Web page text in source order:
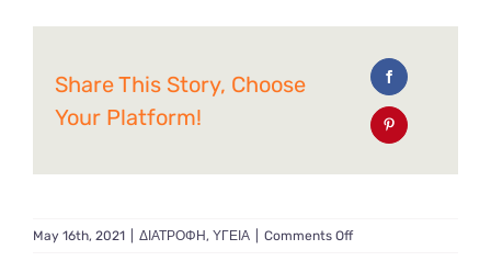
Share This Story, Choose
Your Platform!
May 16th, 2021 ΔΙΑΤΡΟΦΗ, ΥΓΕΙΑ Comments Offon